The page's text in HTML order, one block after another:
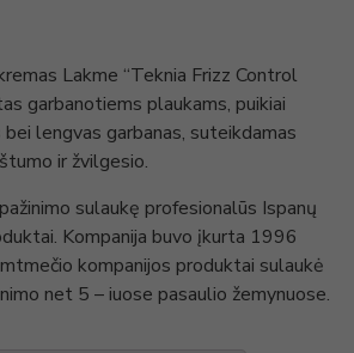
Lakme “Teknia Frizz Control
garbanotiems plaukams, puikiai
lengvas garbanas, suteikdamas
ir žvilgesio.
sulaukę profesionalūs Ispanų
Kompanija buvo įkurta 1996
kompanijos produktai sulaukė
net 5 – iuose pasaulio žemynuose.